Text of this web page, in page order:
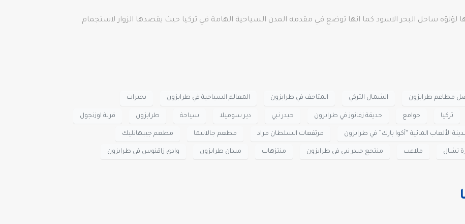
لؤلؤه ساحل البحر الاسود كما انها توضع في مقدمه المدن السياحية الهامة في تركيا حيث يقصدها الزوار لاستجمام
مطاعم طرابزون الشمال التركي المتاحف في طرابزون المعالم السياحية في طرابزون بحيرات
تركيا جوامع حديقة زفانوز في طرابزون حيدر نبي دير سوميلا سياحة طرابزون قرية اوزنجول
الألعاب المائية “أكوا بارك” في طرابزون مرتفعات السلطان مراد مطعم جالانيما مطعم جيبهانليك
تشال ملاعب منتجع حيدر نبي في طرابزون منتزهات ميدان طرابزون وادي زاقنوس في طرابزون